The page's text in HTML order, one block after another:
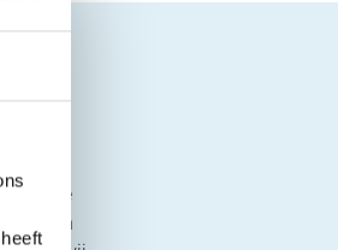
van de
tot een